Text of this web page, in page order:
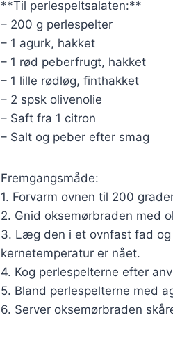
**Til perlespeltsalaten:**
– 200 g perlespelter
– 1 agurk, hakket
– 1 rød peberfrugt, hakket
– 1 lille rødløg, finthakket
– 2 spsk olivenolie
– Saft fra 1 citron
– Salt og peber efter smag
Fremgangsmåde:
1. Forvarm ovnen til 200
2. Gnid oksemørbraden med
3. Læg den i et ovnfast fad
kernetemperatur er nået.
4. Kog perlespelterne efter
5. Bland perlespelterne med
6. Server oksemørbraden